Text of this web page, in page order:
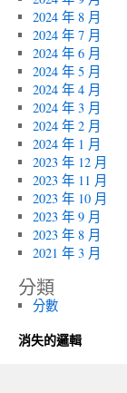
2024 年 8 月
2024 年 7 月
2024 年 6 月
2024 年 5 月
2024 年 4 月
2024 年 3 月
2024 年 2 月
2024 年 1 月
2023 年 12 月
2023 年 11 月
2023 年 10 月
2023 年 9 月
2023 年 8 月
2021 年 3 月
分類
分數
消失的邏輯